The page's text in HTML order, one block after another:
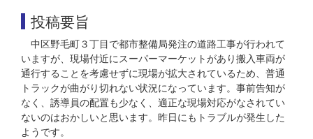
投稿要旨
中区野毛町３丁目で都市整備局発注の道路工事が行われて
いますが、現場付近にスーパーマーケットがあり搬入車両が
通行することを考慮せずに現場が拡大されているため、普通
トラックが曲がり切れない状況になっています。事前告知が
なく、誘導員の配置も少なく、適正な現場対応がなされてい
ないのはおかしいと思います。昨日にもトラブルが発生した
ようです。